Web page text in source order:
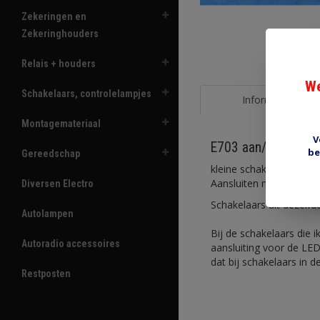
Zekeringen en
Zekeringhouders
Relais + houders
Schakelaars, controlelampjes
Montagemateriaal
Gereedschap
Diversen Electro
Autolampen
Autoradio accessoires
Restposten
Informatie
E703 aan/uit met
kleine schakelaar 12V/
Aansluiten met drie
Schakelaars uit
Bij de schakelaars die
aansluiting voor de
dat bij schakelaars in